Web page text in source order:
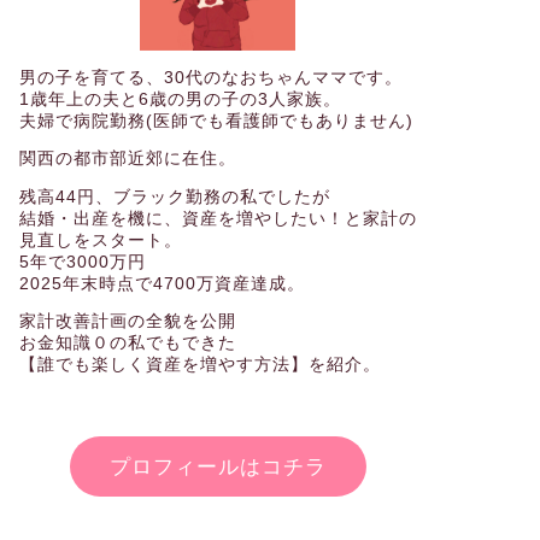
男の子を育てる、30代のなおちゃんママです。
1歳年上の夫と6歳の男の子の3人家族。
夫婦で病院勤務(医師でも看護師でもありません)
関西の都市部近郊に在住。
残高44円、ブラック勤務の私でしたが
結婚・出産を機に、資産を増やしたい！と家計の
見直しをスタート。
5年で3000万円
2025年末時点で4700万資産達成。
家計改善計画の全貌を公開
お金知識０の私でもできた
【誰でも楽しく資産を増やす方法】を紹介。
プロフィールはコチラ